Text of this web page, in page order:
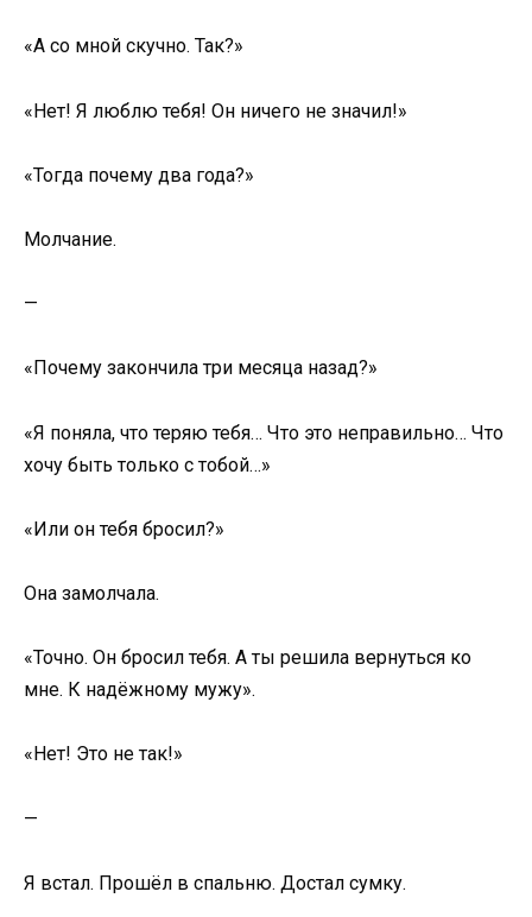
«А со мной скучно. Так?»
«Нет! Я люблю тебя! Он ничего не значил!»
«Тогда почему два года?»
Молчание.
—
«Почему закончила три месяца назад?»
«Я поняла, что теряю тебя… Что это неправильно… Что
хочу быть только с тобой…»
«Или он тебя бросил?»
Она замолчала.
«Точно. Он бросил тебя. А ты решила вернуться ко
мне. К надёжному мужу».
«Нет! Это не так!»
—
Я встал. Прошёл в спальню. Достал сумку.